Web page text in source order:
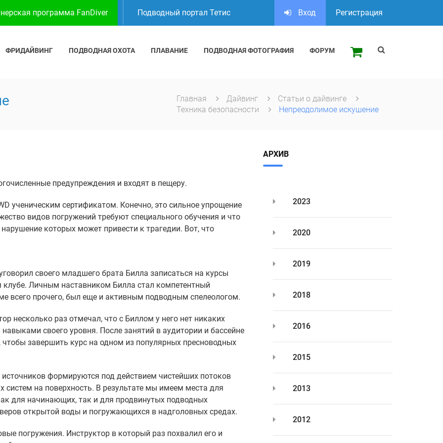
программа FanDiver Подводный портал Тетис Вход Регистрация
ФРИДАЙВИНГ ПОДВОДНАЯ ОХОТА ПЛАВАНИЕ ПОДВОДНАЯ ФОТОГРАФИЯ ФОРУМ
Главная Дайвинг
Статьи о дайвинге
Техника безопасности
Непреодолимое искушение
предупреждения и входят в пещеру.
ученическим сертификатом. Конечно, это сильное упрощение
видов погружений требуют специального обучения и что
которых может привести к трагедии. Вот, что
своего младшего брата Билла записаться на курсы
Личным наставником Билла стал компетентный
всего прочего, был еще и активным подводным спелеологом.
несколько раз отмечал, что с Биллом у него нет никаких
своего уровня. После занятий в аудитории и бассейне
завершить курс на одном из популярных пресноводных
формируются под действием чистейших потоков
на поверхность. В результате мы имеем места для
для начинающих, так и для продвинутых подводных
открытой воды и погружающихся в надголовных средах.
погружения. Инструктор в который раз похвалил его и
АРХИВ
2023
2020
2019
2018
2016
2015
2013
2012